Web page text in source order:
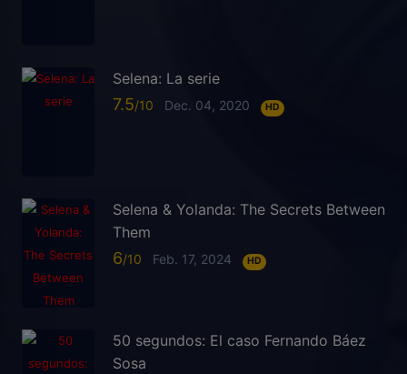
Selena: La serie
7.5 Dec. 04, 2020 HD
Selena & Yolanda: The Secrets Between
Them
6 Feb. 17, 2024 HD
50 segundos: El caso Fernando Báez
Sosa